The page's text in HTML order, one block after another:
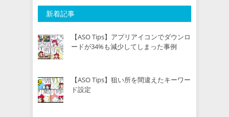
新着記事
【ASO Tips】アプリアイコンでダウンロ
ードが34%も減少してしまった事例
【ASO Tips】狙い所を間違えたキーワー
ド設定